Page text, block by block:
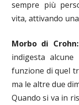
sempre più
vita, attivando
Morbo di Crohn:
indigesta
funzione di quel
ma le altre due
Quando si va in